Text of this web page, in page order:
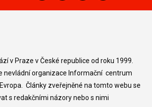
v Praze v České republice od roku 1999.
nevládní organizace Informační centrum
Články zveřejněné na tomto webu se
s redakčními názory nebo s nimi